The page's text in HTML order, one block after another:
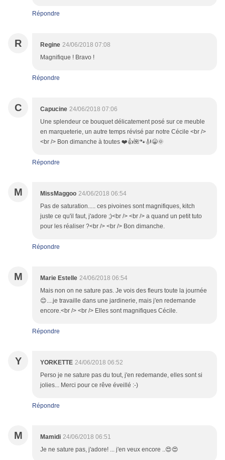
Répondre
R Regine 24/06/2018 07:08
Magnifique ! Bravo !
Répondre
C Capucine 24/06/2018 07:06
Une splendeur ce bouquet délicatement posé sur ce meuble
en marqueterie, un autre temps révisé par notre Cécile <br />
<br /> Bon dimanche à toutes ❤️👍🌺🐾🎻😀🌞
Répondre
M MissMaggoo 24/06/2018 06:54
Pas de saturation..... ces pivoines sont magnifiques, kitch
juste ce qu'il faut, j'adore ;)<br /> <br /> a quand un petit tuto
pour les réaliser ?<br /> <br /> Bon dimanche.
Répondre
M Marie Estelle 24/06/2018 06:54
Mais non on ne sature pas. Je vois des fleurs toute la journée
😊....je travaille dans une jardinerie, mais j'en redemande
encore.<br /> <br /> Elles sont magnifiques Cécile.
Répondre
Y YORKETTE 24/06/2018 06:52
Perso je ne sature pas du tout, j'en redemande, elles sont si
jolies... Merci pour ce rêve éveillé :-)
Répondre
M Mamidi 24/06/2018 06:51
Je ne sature pas, j'adore! ... j'en veux encore ..😍😍